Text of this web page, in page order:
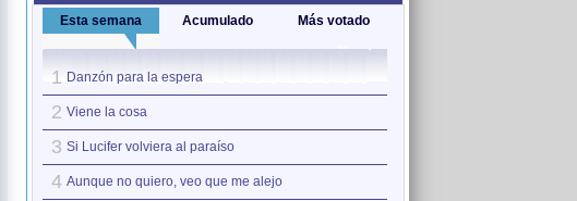
Esta semana Acumulado Más votado
1 Danzón para la espera
2 Viene la cosa
3 Si Lucifer volviera al paraíso
4 Aunque no quiero, veo que me alejo